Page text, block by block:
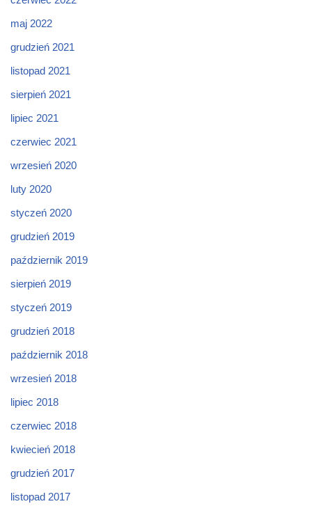
maj 2022
grudzień 2021
listopad 2021
sierpień 2021
lipiec 2021
czerwiec 2021
wrzesień 2020
luty 2020
styczeń 2020
grudzień 2019
październik 2019
sierpień 2019
styczeń 2019
grudzień 2018
październik 2018
wrzesień 2018
lipiec 2018
czerwiec 2018
kwiecień 2018
grudzień 2017
listopad 2017